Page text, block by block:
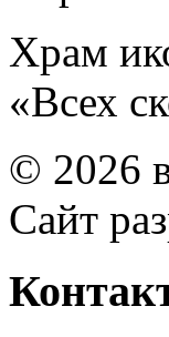
Храм
«Всех
© 2026
Сайт